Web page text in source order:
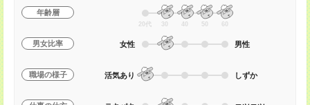
年齢層
20代 30 40 50 60
男女比率 女性 男性
職場の様子 活気あり しずか